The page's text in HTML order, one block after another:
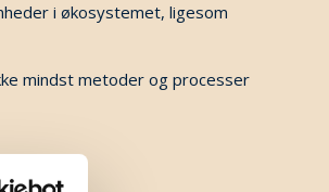
i økosystemet, ligesom
mindst metoder og processer